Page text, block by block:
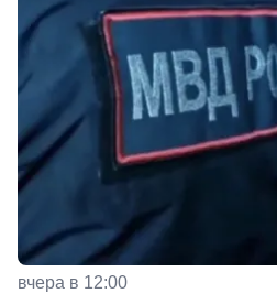
вчера в 12:00